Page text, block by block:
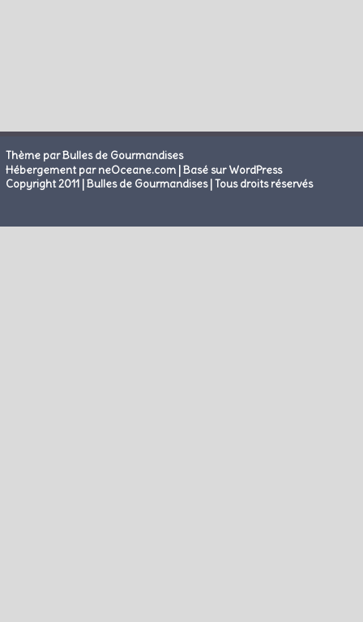
Thème par Bulles de Gourmandises
Hébergement par neOceane.com |Basé sur WordPress
Copyright 2011 | Bulles de Gourmandises | Tous droits réservés